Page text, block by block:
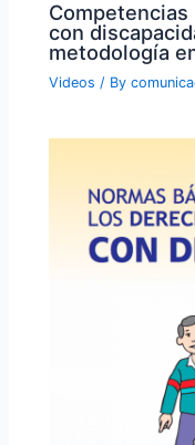
con
metodología
Videos / By